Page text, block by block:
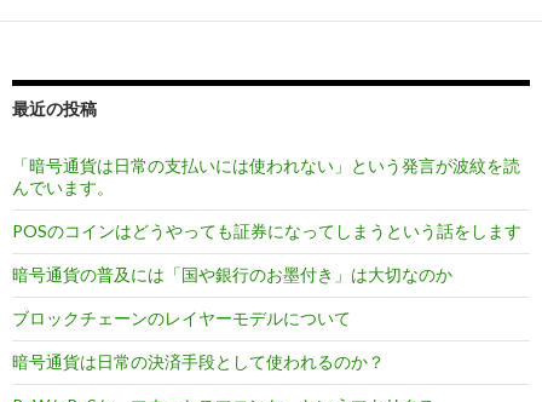
ゲ
シ
ョ
ン
最近の投稿
「暗号通貨は日常の支払いには使われない」という発言が波紋を読
んでいます。
POSのコインはどうやっても証券になってしまうという話をします
暗号通貨の普及には「国や銀行のお墨付き」は大切なのか
ブロックチェーンのレイヤーモデルについて
暗号通貨は日常の決済手段として使われるのか？